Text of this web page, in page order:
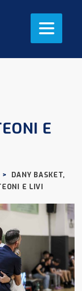
E
>
DANY BASKET,
E LIVI